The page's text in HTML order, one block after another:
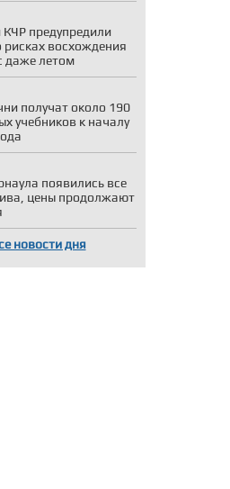
КЧР предупредили
рисках восхождения
даже летом
получат около 190
учебников к началу
появились все
цены продолжают
новости дня